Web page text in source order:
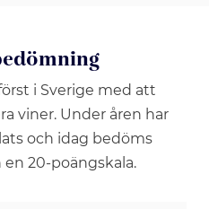
i Sverige med att
viner. Under åren har
och idag bedöms
20-poängskala.